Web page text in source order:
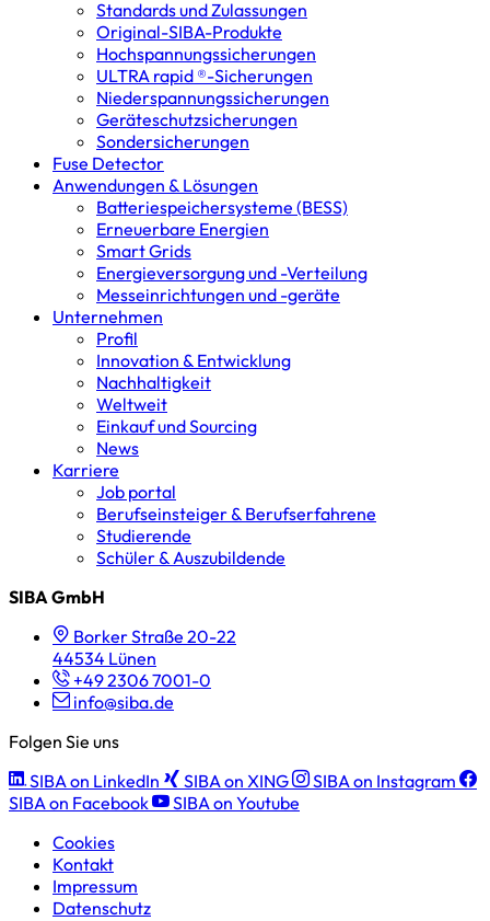
Standards und Zulassungen
Original-SIBA-Produkte
Hochspannungs­sicherungen
ULTRA rapid ®-Sicherungen
Niederspannungs­sicherungen
Geräteschutz­sicherungen
Sondersicherungen
Fuse Detector
Anwendungen & Lösungen
Batterie­speicher­systeme (BESS)
Erneuerbare Energien
Smart Grids
Energieversorgung und -Verteilung
Messeinrichtungen und -geräte
Unternehmen
Profil
Innovation & Entwicklung
Nachhaltigkeit
Weltweit
Einkauf und Sourcing
News
Karriere
Job portal
Berufseinsteiger & Berufserfahrene
Studierende
Schüler & Auszubildende
SIBA GmbH
Borker Straße 20-22
44534 Lünen
+49 2306 7001-0
info@siba.de
Folgen Sie uns
SIBA on LinkedIn
SIBA on XING
SIBA on Instagram
SIBA on Facebook
SIBA on Youtube
Cookies
Kontakt
Impressum
Datenschutz